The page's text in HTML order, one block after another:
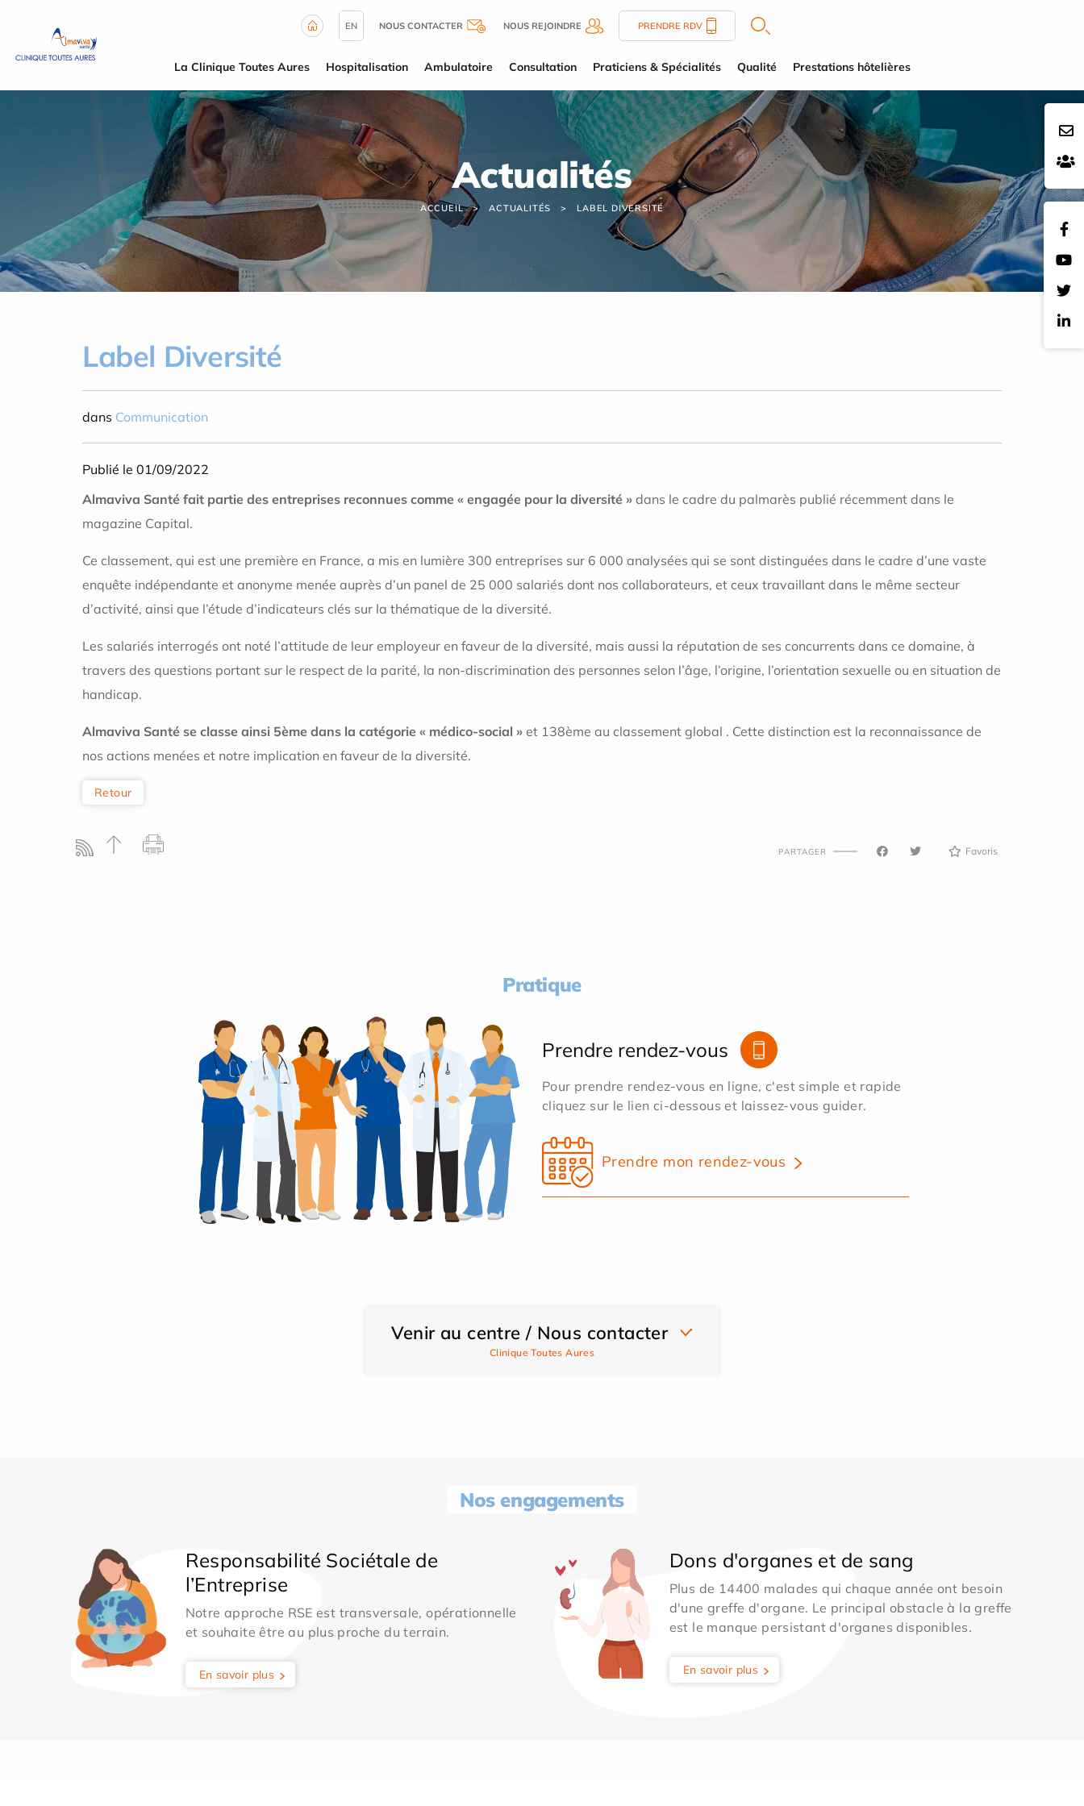
EN NOUS CONTACTER NOUS REJOINDRE PRENDRE RDV
La Clinique Toutes Aures Hospitalisation Ambulatoire Consultation Praticiens & Spécialités Qualité Prestations hôtelières
Actualités
ACCUEIL ACTUALITÉS LABEL DIVERSITÉ
Label Diversité
dans Communication
Publié le 01/09/2022
Almaviva Santé fait partie des entreprises reconnues comme « engagée pour la diversité » dans le cadre du palmarès publié récemment dans le
magazine Capital.
Ce classement, qui est une première en France, a mis en lumière 300 entreprises sur 6 000 analysées qui se sont distinguées dans le cadre d’une vaste
enquête indépendante et anonyme menée auprès d’un panel de 25 000 salariés dont nos collaborateurs, et ceux travaillant dans le même secteur
d’activité, ainsi que l’étude d’indicateurs clés sur la thématique de la diversité.
Les salariés interrogés ont noté l’attitude de leur employeur en faveur de la diversité, mais aussi la réputation de ses concurrents dans ce domaine, à
travers des questions portant sur le respect de la parité, la non-discrimination des personnes selon l’âge, l’origine, l’orientation sexuelle ou en situation de
handicap.
Almaviva Santé se classe ainsi 5ème dans la catégorie « médico-social » et 138ème au classement global . Cette distinction est la reconnaissance de
nos actions menées et notre implication en faveur de la diversité.
Retour
PARTAGER Favoris
Pratique
Prendre rendez-vous
Pour prendre rendez-vous en ligne, c'est simple et rapide
cliquez sur le lien ci-dessous et laissez-vous guider.
Prendre mon rendez-vous
Venir au centre / Nous contacter
Clinique Toutes Aures
Nos engagements
Responsabilité Sociétale de
l’Entreprise
Notre approche RSE est transversale, opérationnelle
et souhaite être au plus proche du terrain.
En savoir plus
Dons d'organes et de sang
Plus de 14400 malades qui chaque année ont besoin
d'une greffe d'organe. Le principal obstacle à la greffe
est le manque persistant d'organes disponibles.
En savoir plus